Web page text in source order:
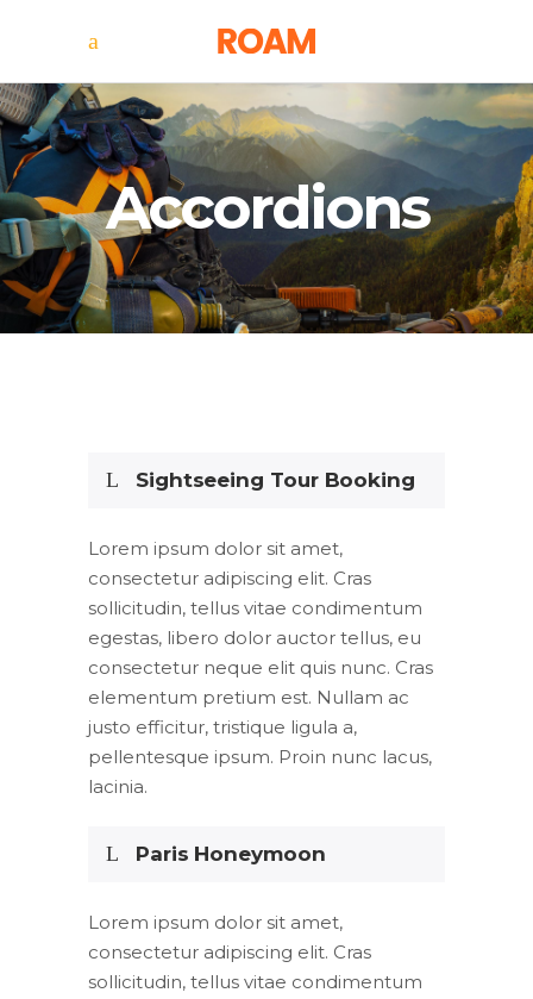
Accordions
Sightseeing Tour Booking
Lorem ipsum dolor sit amet,
consectetur adipiscing elit. Cras
sollicitudin, tellus vitae condimentum
egestas, libero dolor auctor tellus, eu
consectetur neque elit quis nunc. Cras
elementum pretium est. Nullam ac
justo efficitur, tristique ligula a,
pellentesque ipsum. Proin nunc lacus,
lacinia.
Paris Honeymoon
Lorem ipsum dolor sit amet,
consectetur adipiscing elit. Cras
sollicitudin, tellus vitae condimentum